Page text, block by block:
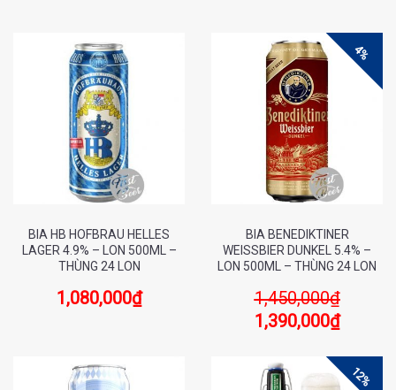
4%
BIA BENEDIKTINER
WEISSBIER DUNKEL 5.4% –
LON 500ML – THÙNG 24 LON
1,450,000₫
1,390,000₫
BIA HB HOFBRAU HELLES
LAGER 4.9% – LON 500ML –
THÙNG 24 LON
1,080,000₫
12%